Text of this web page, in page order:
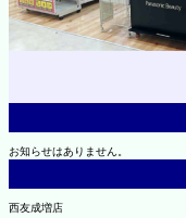
お知らせはありません。
西友成増店